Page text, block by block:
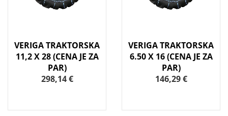
VERIGA TRAKTORSKA
11,2 X 28 (CENA JE ZA
PAR)
298,14 €
VERIGA TRAKTORSKA
6.50 X 16 (CENA JE ZA
PAR)
146,29 €